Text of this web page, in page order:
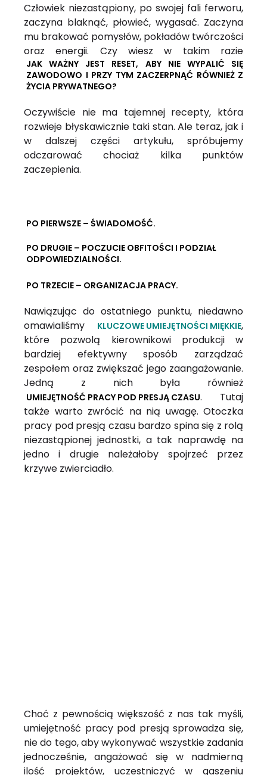
Człowiek niezastąpiony, po swojej fali ferworu,
zaczyna blaknąć, płowieć, wygasać. Zaczyna
mu brakować pomysłów, pokładów twórczości
oraz energii. Czy wiesz w takim razie
JAK WAŻNY JEST RESET, ABY NIE WYPALIĆ SIĘ
ZAWODOWO I PRZY TYM ZACZERPNĄĆ RÓWNIEŻ Z
ŻYCIA PRYWATNEGO?
Oczywiście nie ma tajemnej recepty, która
rozwieje błyskawicznie taki stan. Ale teraz, jak i
w dalszej części artykułu, spróbujemy
odczarować chociaż kilka punktów
zaczepienia.
PO PIERWSZE – ŚWIADOMOŚĆ.
PO DRUGIE – POCZUCIE OBFITOŚCI I PODZIAŁ
ODPOWIEDZIALNOŚCI.
PO TRZECIE – ORGANIZACJA PRACY.
Nawiązując do ostatniego punktu, niedawno
omawialiśmy
KLUCZOWE UMIEJĘTNOŚCI MIĘKKIE,
które pozwolą kierownikowi produkcji w
bardziej efektywny sposób zarządzać
zespołem oraz zwiększać jego zaangażowanie.
Jedną z nich była również
UMIEJĘTNOŚĆ PRACY POD PRESJĄ CZASU. Tutaj
także warto zwrócić na nią uwagę. Otoczka
pracy pod presją czasu bardzo spina się z rolą
niezastąpionej jednostki, a tak naprawdę na
jedno i drugie należałoby spojrzeć przez
krzywe zwierciadło.
Choć z pewnością większość z nas tak myśli,
umiejętność pracy pod presją sprowadza się,
nie do tego, aby wykonywać wszystkie zadania
jednocześnie, angażować się w nadmierną
ilość projektów, uczestniczyć w gaszeniu